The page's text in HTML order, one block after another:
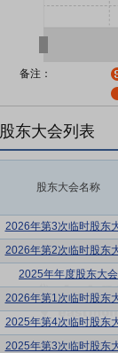
备注：
股东大会列表
股东大会名称
2026年第3次临时股东
2026年第2次临时股东
2025年年度股东大会
2026年第1次临时股东
2025年第4次临时股东
2025年第3次临时股东